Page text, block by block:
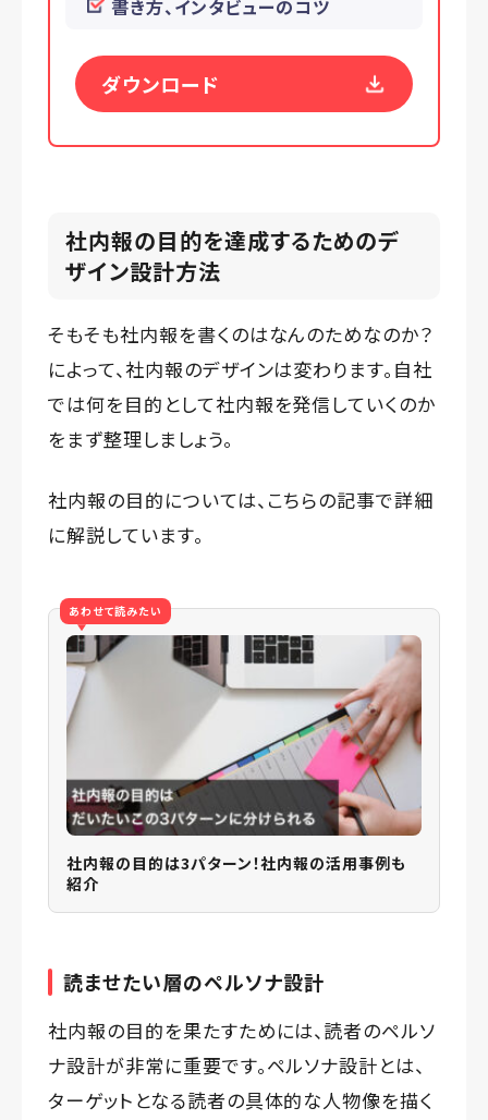
書き方、インタビューのコツ
ダウンロード
社内報の目的を達成するためのデ
ザイン設計方法
そもそも社内報を書くのはなんのためなのか？
によって、社内報のデザインは変わります。自社
では何を目的として社内報を発信していくのか
をまず整理しましょう。
社内報の目的については、こちらの記事で詳細
に解説しています。
あわせて読みたい
社内報の目的は3パターン！社内報の活用事例も
紹介
読ませたい層のペルソナ設計
社内報の目的を果たすためには、読者のペルソ
ナ設計が非常に重要です。ペルソナ設計とは、
ターゲットとなる読者の具体的な人物像を描く